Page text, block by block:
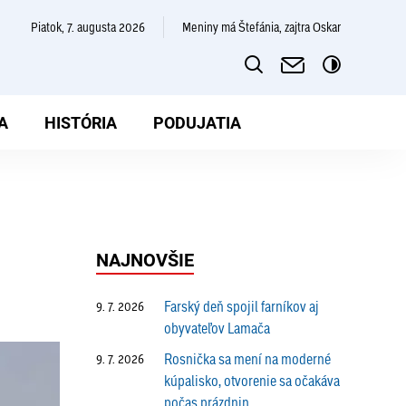
piatok, 7. augusta 2026 Meniny má Štefánia, zajtra Oskar
HISTÓRIA PODUJATIA
NAJNOVŠIE
9. 7. 2026
Farský deň spojil farníkov aj
obyvateľov Lamača
9. 7. 2026
Rosnička sa mení na moderné
kúpalisko, otvorenie sa očakáva